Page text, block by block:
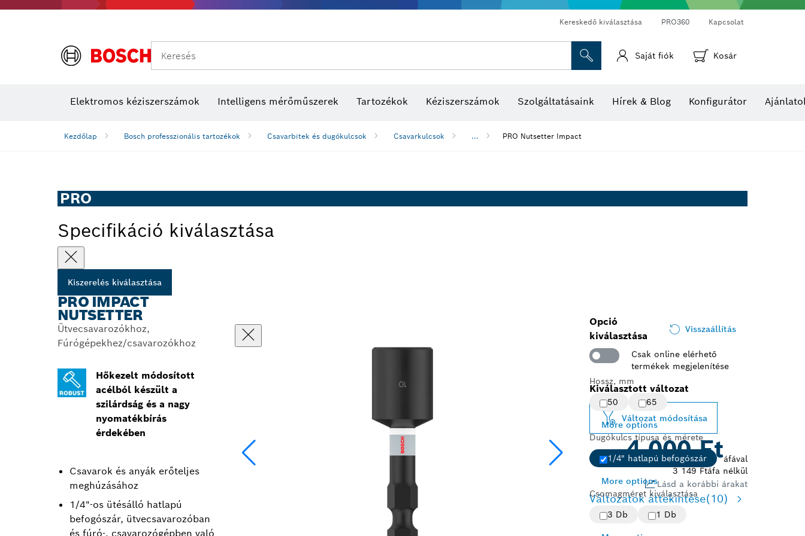
Kereskedő kiválasztása PRO360 Kapcsolat
Keresés Saját fiók Kosár
Elektromos kéziszerszámok Intelligens mérőműszerek Tartozékok Kéziszerszámok Szolgáltatásaink Hírek & Blog Konfigurátor
Kezdőlap Bosch professzionális tartozékok Csavarbitek és dugókulcsok Csavarkulcsok ... PRO Nutsetter Impact
PRO
Specifikáció kiválasztása
Kiszerelés kiválasztása
PRO IMPACT
NUTSETTER
Ütvecsavarozókhoz,
Fúrógépekhez/csavarozókhoz
Hőkezelt módosított
acélból készült a
szilárdság és a nagy
nyomatékbírás
érdekében
Csavarok és anyák erőteljes
meghúzásához
1/4"-os ütésálló hatlapú
befogószár, ütvecsavarozóban
és fúró-, csavarozógépben való
Opció
kiválasztása
Visszaállítás
Csak online elérhető
termékek megjelenítése
Hossz, mm
50
65
More options
Dugókulcs típusa és mérete
1/4" hatlapú befogószár
More options
Csomagméret kiválasztása
3 Db
1 Db
Kiválasztott változat
Változat módosítása
4 000 Ftáfával
3 149 Ftáfa nélkül
Lásd a korábbi árakat
Változatok áttekintése(10)